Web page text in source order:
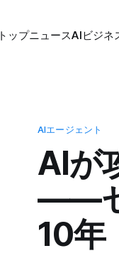
トップニュースAIビジネ
AIエージェント
AIが
――
10年